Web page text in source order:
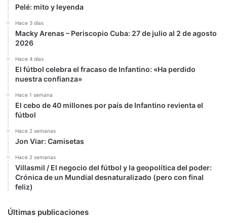
Pelé: mito y leyenda
Hace 3 días
Macky Arenas – Periscopio Cuba: 27 de julio al 2 de agosto
2026
Hace 4 días
El fútbol celebra el fracaso de Infantino: «Ha perdido
nuestra confianza»
Hace 1 semana
El cebo de 40 millones por país de Infantino revienta el
fútbol
Hace 2 semanas
Jon Viar: Camisetas
Hace 2 semanas
Villasmil / El negocio del fútbol y la geopolítica del poder:
Crónica de un Mundial desnaturalizado (pero con final
feliz)
Últimas publicaciones